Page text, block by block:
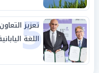
5
تعزيز
اللغة